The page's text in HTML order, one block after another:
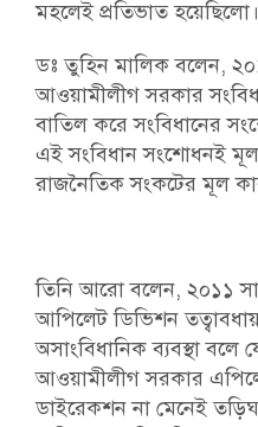
মহলেই প্রতিভাত হয়েছিলো।
ডঃ তুহিন মালিক বলেন,
আওয়ামীলীগ সরকার
বাতিল করে সংবিধানের
এই সংবিধান সংশোধনই
রাজনৈতিক সংকটের মূল
তিনি আরো বলেন, ২০১১
আপিলেট ডিভিশন
অসাংবিধানিক ব্যবস্থা
আওয়ামীলীগ সরকার
ডাইরেকশন না মেনেই